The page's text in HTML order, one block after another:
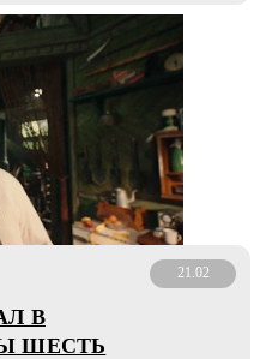
21.02
В
ШЕСТЬ